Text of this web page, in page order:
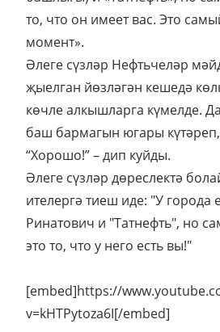
то, что он имеет вас. Это
момент».
Әлеге сүзләр Нефтьчеләр
җыелган йөзләгән кешедә
көчле алкышларга күмелде.
баш бармагын югары күтәреп,
“Хорошо!” – дип куйды.
Әлеге сүзләр дөреслектә
ителергә тиеш иде: "У города
Ринатович и "Татнефть", но
это то, что у него есть вы!"
[embed]https://
v=kHTPytoza6I[/embed]